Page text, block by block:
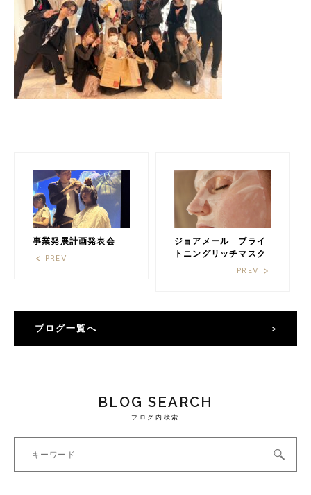
事業発展計画発表会
PREV
ジョアメール ブライ
トニングリッチマスク
PREV
ブログ一覧へ
BLOG SEARCH
ブログ内検索